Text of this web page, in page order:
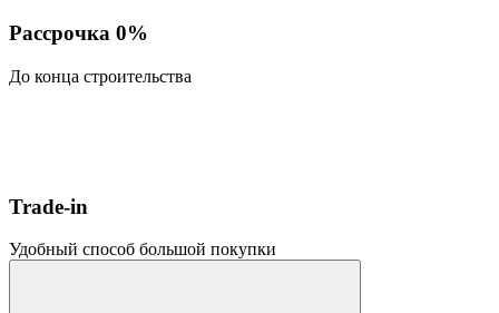
Рассрочка 0%
До конца строительства
Trade-in
Удобный способ большой покупки